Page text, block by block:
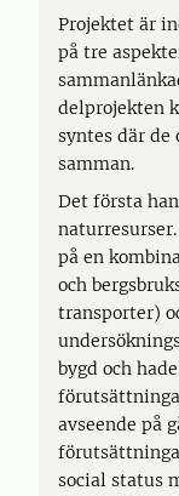
Projektet är
på tre
delprojekten
syntes där de
samman.
Det första
på en
och
transporter)
bygd och
avseende på
social status